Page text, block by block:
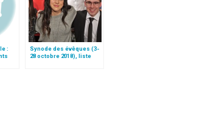
:
Synode des évêques (3-
28 octobre 2018), liste